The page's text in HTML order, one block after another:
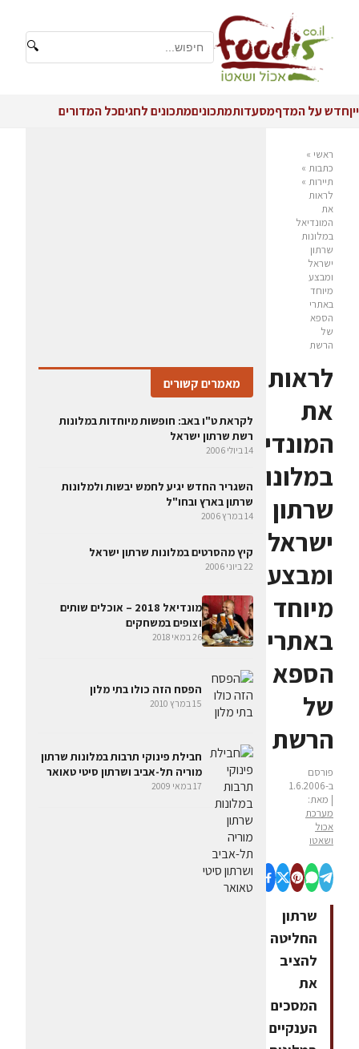
🔍
ייןחדש על המדףמסעדותמתכוניםמתכונים לחגיםכל המדורים
ראשי »
כתבות »
תיירות »
לראות
את
המונדיאל
במלונות
שרתון
ישראל
ומבצע
מיוחד
באתרי
הספא
של
הרשת
לראות
את
המונדיאל
במלונות
שרתון
ישראל
ומבצע
מיוחד
באתרי
הספא
של
הרשת
פורסם
ב-1.6.2006
| מאת:
מערכת
אכול
ושאטו
שרתון
החליטה
להציב
את
המסכים
הענקיים
מאמרים קשורים
לקראת ט"ו באב: חופשות מיוחדות במלונות
רשת שרתון ישראל
14 ביולי 2006
השגריר החדש יגיע לחמש יבשות ולמלונות
שרתון בארץ ובחו"ל
14 במרץ 2006
קיץ מהסרטים במלונות שרתון ישראל
22 ביוני 2006
מונדיאל 2018 – אוכלים שותים
וצופים במשחקים
26 במאי 2018
הפסח הזה כולו בתי מלון
15 במרץ 2010
חבילת פינוקי תרבות במלונות שרתון
מוריה תל-אביב ושרתון סיטי טאואר
17 במאי 2009